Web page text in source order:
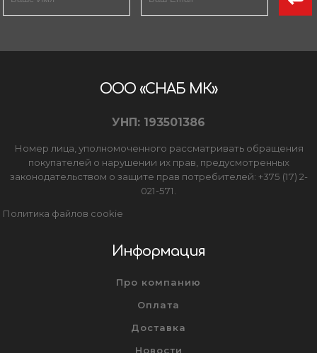
ООО «СНАБ МК»
УНП: 193501386
Номер лица, уполномоченного рассматривать обращения
покупателей о нарушении их прав, предусмотренных
законодательством о защите прав потребителей: +375 (17) 2-
021-571.
Политика файлов cookie
Информация
Про компанию
Оплата
Доставка
Новости